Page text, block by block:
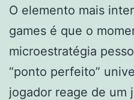
O elemento mais
games é que o
microestratégia
“ponto perfeito”
jogador reage de um